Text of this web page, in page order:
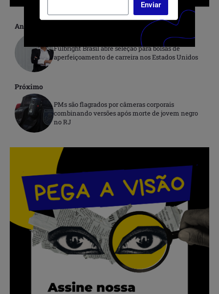
Anterior
Fulbright Brasil abre seleção para bolsas de
aperfeiçoamento de carreira nos Estados Unidos
Próximo
PMs são flagrados por câmeras corporais
combinando versões após morte de jovem negro
no RJ
.
.
Enviar